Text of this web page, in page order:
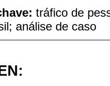
tráfico de
análise de caso